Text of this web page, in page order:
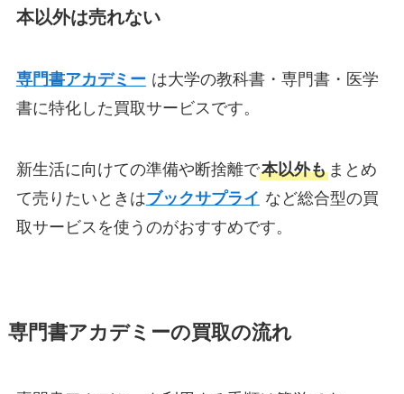
本以外は売れない
専門書アカデミー は大学の教科書・専門書・医学
書に特化した買取サービスです。
新生活に向けての準備や断捨離で本以外もまとめ
て売りたいときはブックサプライ など総合型の買
取サービスを使うのがおすすめです。
専門書アカデミーの買取の流れ